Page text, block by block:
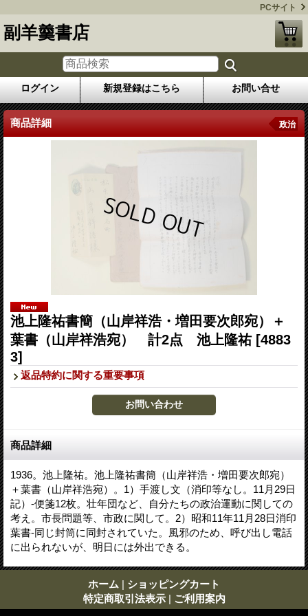
PCサイト
副羊羹書店
ログイン 新規登録はこちら お問い合せ
商品詳細 政治
池上隆祐書簡（山岸祥浩・増田要次郎宛）＋
葉書（山岸祥浩宛） 計2点 池上隆祐 [4883
3]
返品特約に関する重要事項
商品詳細
1936。池上隆祐。池上隆祐書簡（山岸祥浩・増田要次郎宛）
＋葉書（山岸祥浩宛）。1）手渡し文（消印等なし。11月29日
記）-便箋12枚。壮年団など、自分たちの政治運動に関しての
考え。市長問題等、市政に関して。2）昭和11年11月28日消印
葉書-同じ封筒に同封されていた。風邪のため、呼び出し電話
に出られないが、明日には外出できる。
ホーム | ショッピングカート
特定商取引法表示 | ご利用案内